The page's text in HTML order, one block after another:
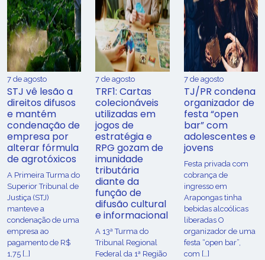
7 de agosto
STJ vê lesão a
direitos difusos
e mantém
condenação de
empresa por
alterar fórmula
de agrotóxicos
​A Primeira Turma do
Superior Tribunal de
Justiça (STJ)
manteve a
condenação de uma
empresa ao
pagamento de R$
1,75 […]
7 de agosto
TRF1: Cartas
colecionáveis
utilizadas em
jogos de
estratégia e
RPG gozam de
imunidade
tributária
diante da
função de
difusão cultural
e informacional
A 13ª Turma do
Tribunal Regional
Federal da 1ª Região
7 de agosto
TJ/PR condena
organizador de
festa “open
bar” com
adolescentes e
jovens
Festa privada com
cobrança de
ingresso em
Arapongas tinha
bebidas alcoólicas
liberadas O
organizador de uma
festa “open bar”,
com […]